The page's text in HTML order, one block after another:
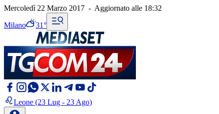
Mercoledì 22 Marzo 2017 - Aggiornato alle 18:32
Milano 31°
Leone (23 Lug - 23 Ago)